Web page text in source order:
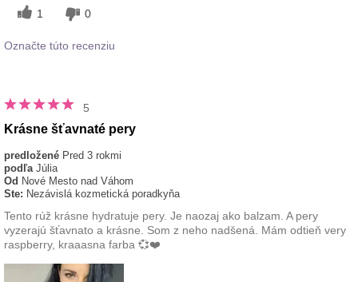
značkami dekoratívnej kozmetiky, ktoré ste
1 0
Označte túto recenziu
5
Krásne šťavnaté pery
predložené Pred 3 rokmi
podľa Júlia
Od Nové Mesto nad Váhom
Ste: Nezávislá kozmetická poradkyňa
Tento rúž krásne hydratuje pery. Je naozaj ako balzam. A pery
vyzerajú šťavnato a krásne. Som z neho nadšená. Mám odtieň very
raspberry, kraaasna farba 💞❤️